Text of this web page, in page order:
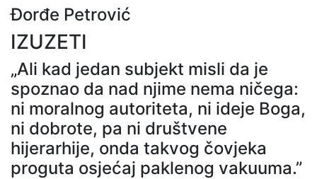
Đorđe Petrović
IZUZETI
„Ali kad jedan subjekt misli da je
spoznao da nad njime nema ničega:
ni moralnog autoriteta, ni ideje Boga,
ni dobrote, pa ni društvene
hijerarhije, onda takvog čovjeka
proguta osjećaj paklenog vakuuma.”